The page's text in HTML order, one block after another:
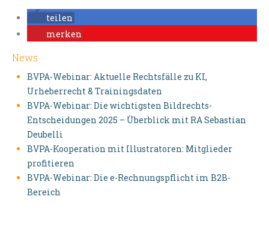
teilen
merken
News
BVPA-Webinar: Aktuelle Rechtsfälle zu KI,
Urheberrecht & Trainingsdaten
BVPA-Webinar: Die wichtigsten Bildrechts-
Entscheidungen 2025 – Überblick mit RA Sebastian
Deubelli
BVPA-Kooperation mit Illustratoren: Mitglieder
profitieren
BVPA-Webinar: Die e-Rechnungspflicht im B2B-
Bereich